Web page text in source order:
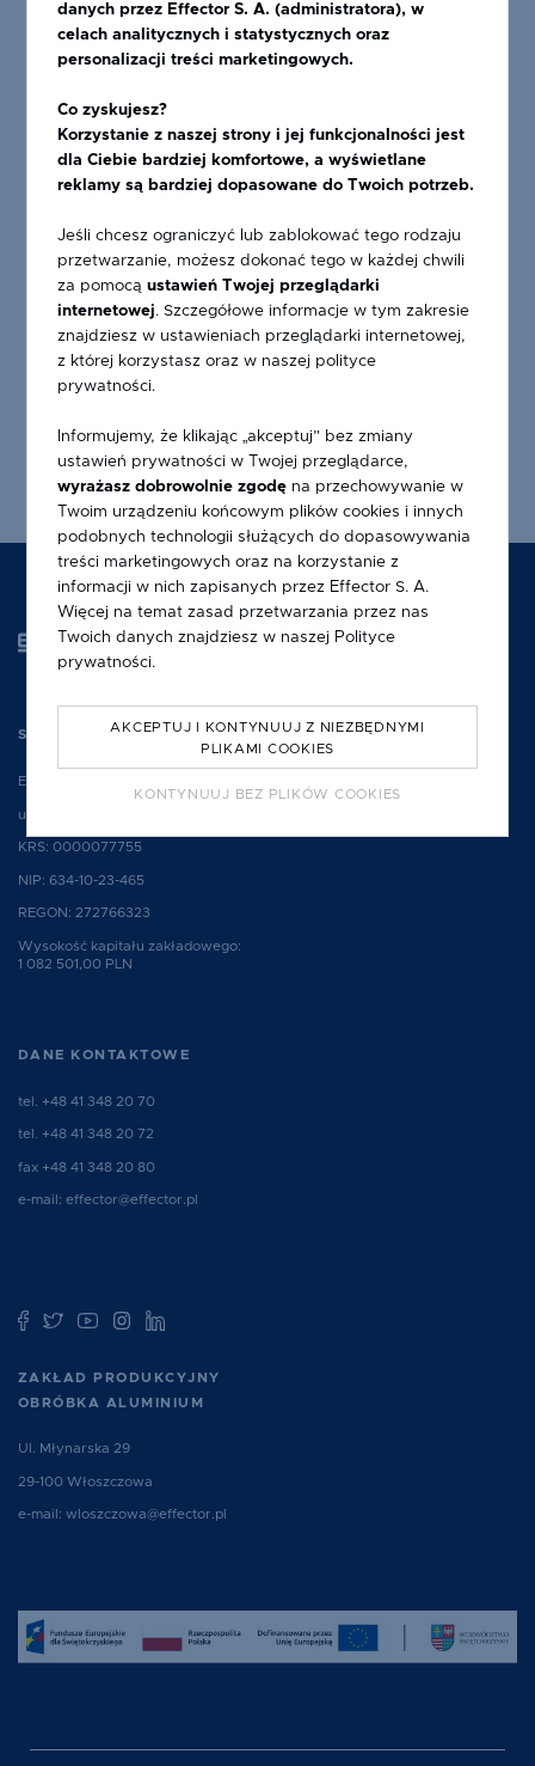
danych przez Effector S. A. (administratora), w
celach analitycznych i statystycznych oraz
personalizacji treści marketingowych.
Co zyskujesz?
Korzystanie z naszej strony i jej funkcjonalności jest
dla Ciebie bardziej komfortowe, a wyświetlane
reklamy są bardziej dopasowane do Twoich potrzeb.
Jeśli chcesz ograniczyć lub zablokować tego rodzaju
przetwarzanie, możesz dokonać tego w każdej chwili
za pomocąustawień Twojej przeglądarki
internetowej. Szczegółowe informacje w tym zakresie
znajdziesz w ustawieniach przeglądarki internetowej,
z której korzystasz oraz w naszej polityce
prywatności.
Informujemy, że klikając „akceptuj” bez zmiany
ustawień prywatności w Twojej przeglądarce,
wyrażasz dobrowolnie zgodę na przechowywanie w
Twoim urządzeniu końcowym plików cookies i innych
podobnych technologii służących do dopasowywania
treści marketingowych oraz na korzystanie z
informacji w nich zapisanych przez Effector S. A.
Więcej na temat zasad przetwarzania przez nas
Twoich danych znajdziesz w naszej Polityce
prywatności.
AKCEPTUJ I KONTYNUUJ Z NIEZBĘDNYMI
PLIKAMI COOKIES
KONTYNUUJ BEZ PLIKÓW COOKIES
OKAPNIK LPPR 10
SIEDZIBA SPÓŁKI
EFFECTOR S.A.
ul. Hauke Bosaka 2, 25-214 Kielce, Polska
KRS: 0000077755
NIP: 634-10-23-465
REGON: 272766323
Wysokość kapitału zakładowego:
1 082 501,00 PLN
DANE KONTAKTOWE
tel. +48 41 348 20 70
tel. +48 41 348 20 72
fax +48 41 348 20 80
e-mail: effector@effector.pl
ZAKŁAD PRODUKCYJNY
OBRÓBKA ALUMINIUM
Ul. Młynarska 29
29-100 Włoszczowa
e-mail: wloszczowa@effector.pl